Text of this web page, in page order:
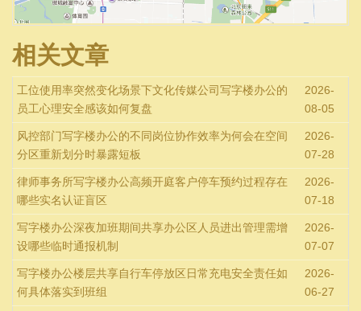
相关文章
工位使用率突然变化场景下文化传媒公司写字楼办公的
员工心理安全感该如何复盘
2026-
08-05
风控部门写字楼办公的不同岗位协作效率为何会在空间
分区重新划分时暴露短板
2026-
07-28
律师事务所写字楼办公高频开庭客户停车预约过程存在
哪些实名认证盲区
2026-
07-18
写字楼办公深夜加班期间共享办公区人员进出管理需增
设哪些临时通报机制
2026-
07-07
写字楼办公楼层共享自行车停放区日常充电安全责任如
何具体落实到班组
2026-
06-27